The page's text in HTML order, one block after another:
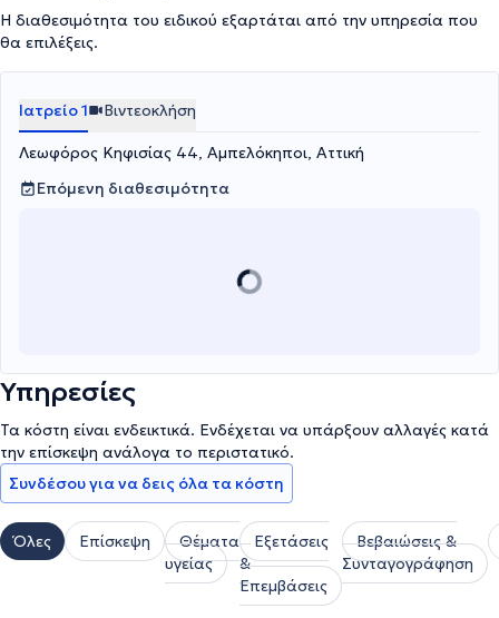
Η διαθεσιμότητα του ειδικού εξαρτάται από την υπηρεσία που
θα επιλέξεις.
Ιατρείο 1 Βιντεοκλήση
Λεωφόρος Κηφισίας 44, Αμπελόκηποι, Αττική
Επόμενη διαθεσιμότητα
Υπηρεσίες
Τα κόστη είναι ενδεικτικά. Ενδέχεται να υπάρξουν αλλαγές κατά
την επίσκεψη ανάλογα το περιστατικό.
Συνδέσου για να δεις όλα τα κόστη
Όλες Επίσκεψη
Θέματα
υγείας
Εξετάσεις
&
Επεμβάσεις
Βεβαιώσεις &
Συνταγογράφηση